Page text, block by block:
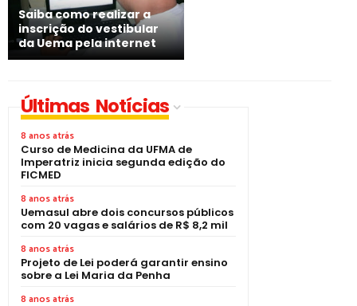
Saiba como realizar a
inscrição do vestibular
da Uema pela internet
Últimas Notícias
8 anos atrás
Curso de Medicina da UFMA de
Imperatriz inicia segunda edição do
FICMED
8 anos atrás
Uemasul abre dois concursos públicos
com 20 vagas e salários de R$ 8,2 mil
8 anos atrás
Projeto de Lei poderá garantir ensino
sobre a Lei Maria da Penha
8 anos atrás